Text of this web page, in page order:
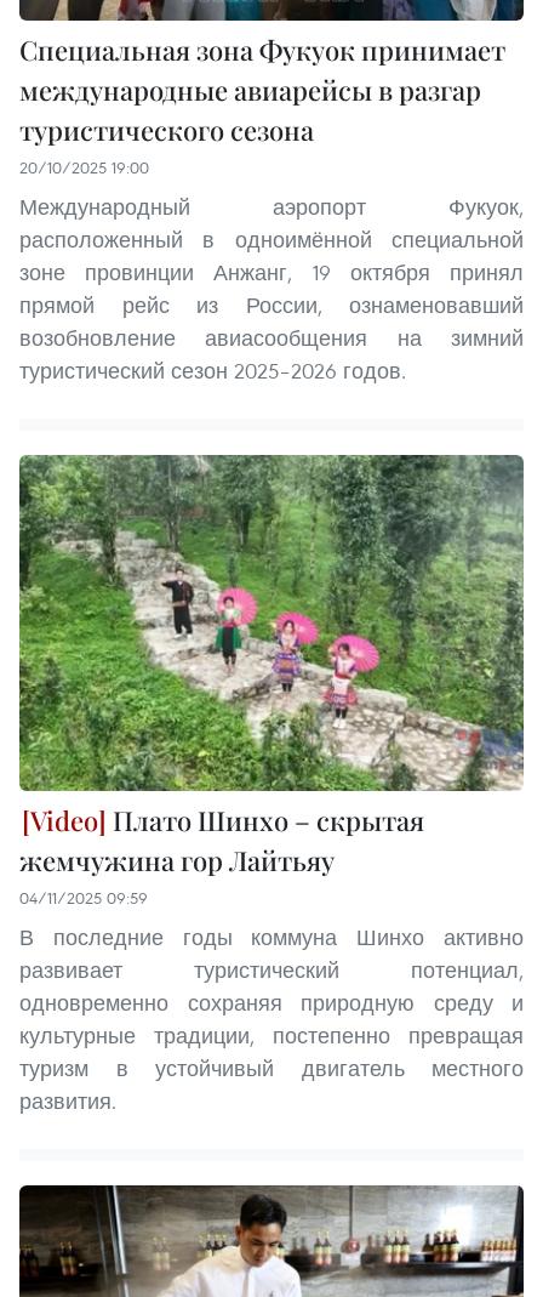
Специальная зона Фукуок принимает
международные авиарейсы в разгар
туристического сезона
20/10/2025 19:00
Международный аэропорт Фукуок,
расположенный в одноимённой специальной
зоне провинции Анжанг, 19 октября принял
прямой рейс из России, ознаменовавший
возобновление авиасообщения на зимний
туристический сезон 2025–2026 годов.
Плато Шинхо – скрытая
жемчужина гор Лайтьяу
04/11/2025 09:59
В последние годы коммуна Шинхо активно
развивает туристический потенциал,
одновременно сохраняя природную среду и
культурные традиции, постепенно превращая
туризм в устойчивый двигатель местного
развития.